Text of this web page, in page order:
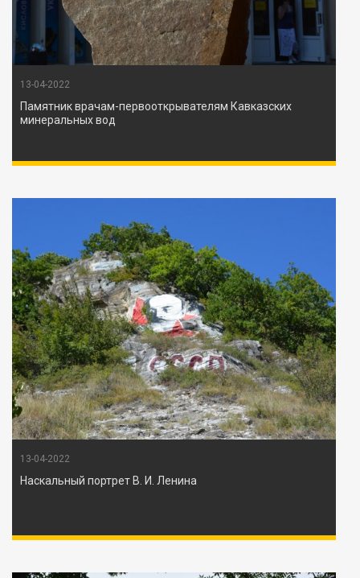
13-04-2022
Памятник врачам-первооткрывателям Кавказских
минеральных вод
13-04-2022
Наскальный портрет В. И. Ленина